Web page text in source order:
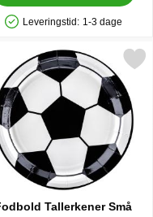
Produkttilgængelighed: På lager
Leveringstid: 1-3 dage
som favorit
Tallerkener Små
Markér fodbold